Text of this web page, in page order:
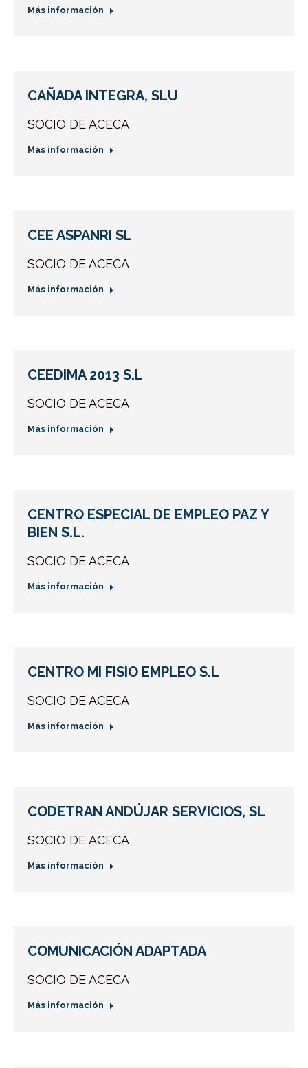
Más información
CAÑADA INTEGRA, SLU
SOCIO DE ACECA
Más información
CEE ASPANRI SL
SOCIO DE ACECA
Más información
CEEDIMA 2013 S.L
SOCIO DE ACECA
Más información
CENTRO ESPECIAL DE EMPLEO PAZ Y
BIEN S.L.
SOCIO DE ACECA
Más información
CENTRO MI FISIO EMPLEO S.L
SOCIO DE ACECA
Más información
CODETRAN ANDÚJAR SERVICIOS, SL
SOCIO DE ACECA
Más información
COMUNICACIÓN ADAPTADA
SOCIO DE ACECA
Más información